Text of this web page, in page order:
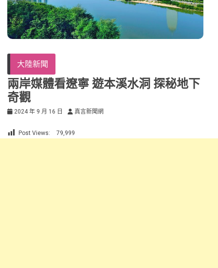
大陸新聞
兩岸媒體看遼寧 遊本溪水洞 探秘地下
奇觀
2024 年 9 月 16 日 真言新聞網
Post Views: 79,999